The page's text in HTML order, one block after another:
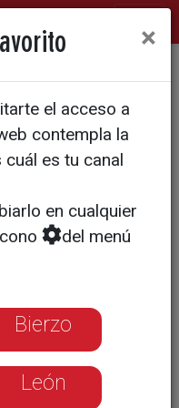
en
×
el acceso a
contempla la
es tu canal
en cualquier
del menú
Bierzo
León